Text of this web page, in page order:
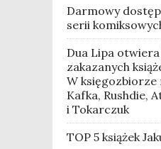
Darmowy
serii
Dua Lipa
zakazanych
W księgozbiorze
Kafka, Rushdie,
i Tokarczuk
TOP 5 książek